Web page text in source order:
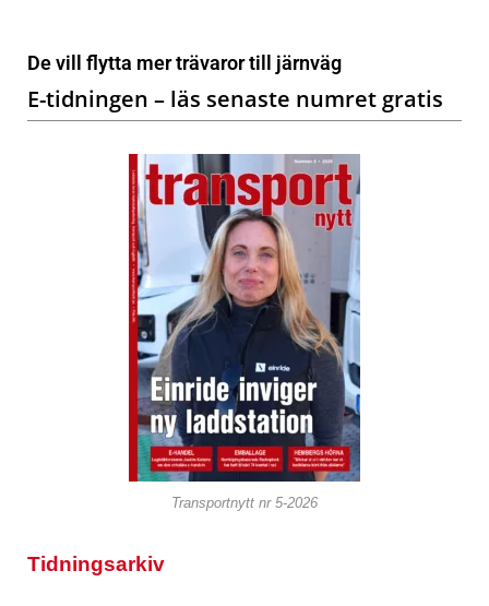
De vill flytta mer trävaror till järnväg
E-tidningen – läs senaste numret gratis
Transportnytt nr 5-2026
Tidningsarkiv